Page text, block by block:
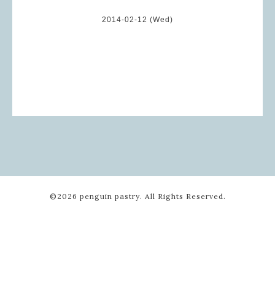
2014-02-12 (Wed)
©2026 penguin pastry. All Rights Reserved.